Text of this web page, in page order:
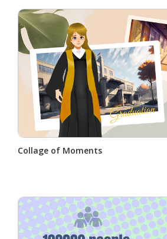
Collage of Moments